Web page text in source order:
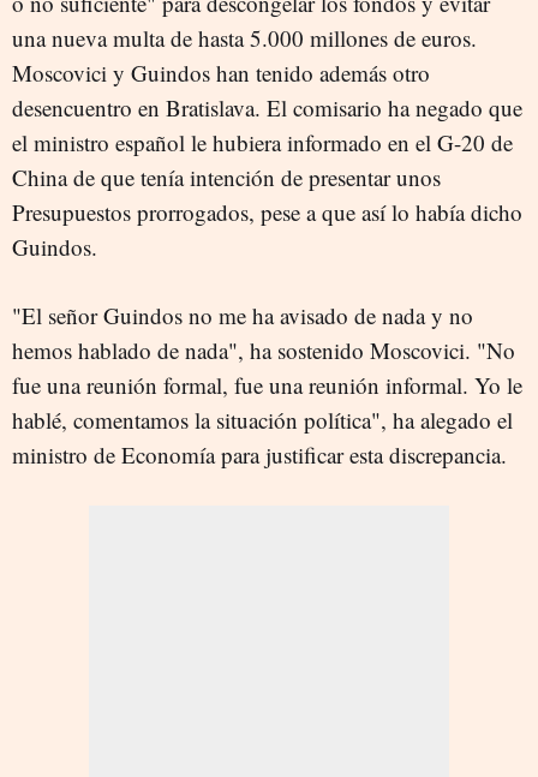
una nueva multa de hasta 5.000 millones de euros.
Moscovici y Guindos han tenido además otro
desencuentro en Bratislava. El comisario ha negado que
el ministro español le hubiera informado en el G-20 de
China de que tenía intención de presentar unos
Presupuestos prorrogados, pese a que así lo había dicho
Guindos.
"El señor Guindos no me ha avisado de nada y no
hemos hablado de nada", ha sostenido Moscovici. "No
fue una reunión formal, fue una reunión informal. Yo le
hablé, comentamos la situación política", ha alegado el
ministro de Economía para justificar esta discrepancia.